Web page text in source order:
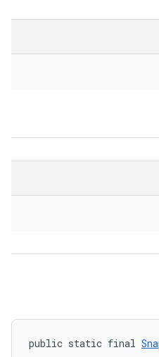
public static final